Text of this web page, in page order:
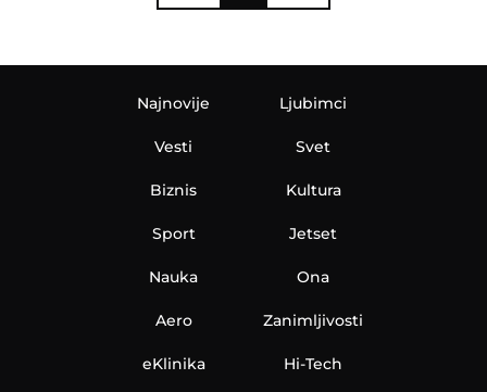
Najnovije
Vesti
Biznis
Sport
Nauka
Aero
Ljubimci
Svet
Kultura
Jetset
Ona
Zanimljivosti
eKlinika Hi-Tech